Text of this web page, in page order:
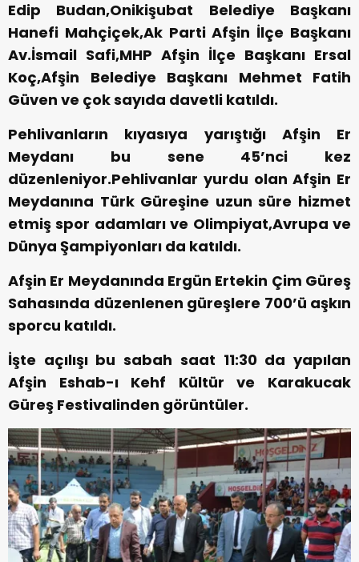
Edip Budan,Onikişubat Belediye Başkanı
Hanefi Mahçiçek,Ak Parti Afşin İlçe Başkanı
Av.İsmail Safi,MHP Afşin İlçe Başkanı Ersal
Koç,Afşin Belediye Başkanı Mehmet Fatih
Güven ve çok sayıda davetli katıldı.
Pehlivanların kıyasıya yarıştığı Afşin Er
Meydanı bu sene 45’nci kez
düzenleniyor.Pehlivanlar yurdu olan Afşin Er
Meydanına Türk Güreşine uzun süre hizmet
etmiş spor adamları ve Olimpiyat,Avrupa ve
Dünya Şampiyonları da katıldı.
Afşin Er Meydanında Ergün Ertekin Çim Güreş
Sahasında düzenlenen güreşlere 700’ü aşkın
sporcu katıldı.
İşte açılışı bu sabah saat 11:30 da yapılan
Afşin Eshab-ı Kehf Kültür ve Karakucak
Güreş Festivalinden görüntüler.